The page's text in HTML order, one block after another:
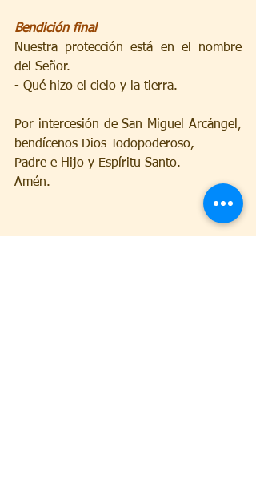
Bendición final
Nuestra protección está en el nombre
del Señor.
- Qué hizo el cielo y la tierra.
Por intercesión de San Miguel Arcángel,
bendícenos Dios Todopoderoso,
Padre e Hijo y Espíritu Santo.
Amén.